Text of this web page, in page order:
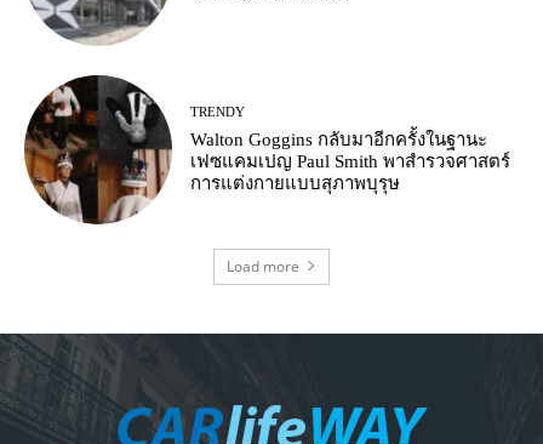
TRENDY
Walton Goggins กลับมาอีกครั้งในฐานะ
เฟซแคมเปญ Paul Smith พาสำรวจศาสตร์
การแต่งกายแบบสุภาพบุรุษ
Load more